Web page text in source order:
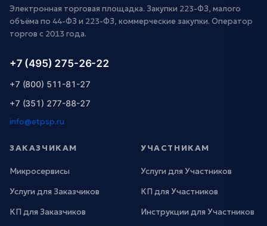
Электронная торговая площадка. Закупки 223-ФЗ, малого
объёма по 44-ФЗ и 223-ФЗ, коммерческие закупки. Оператор
торгов с 2013 года.
+7 (495) 275-26-22
+7 (800) 511-81-27
+7 (351) 277-88-27
info@etpsp.ru
ЗАКАЗЧИКАМ
Микросервисы
Услуги для Заказчиков
КП для Заказчиков
УЧАСТНИКАМ
Услуги для Участников
КП для Участников
Инструкции для Участников